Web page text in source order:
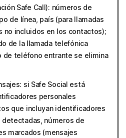
Safe Call): números de
de línea, país (para llamadas
no incluidos en los contactos);
de la llamada telefónica
de teléfono entrante se elimina
si Safe Social está
personales
que incluyan identificadores
detectadas, números de
marcados (mensajes